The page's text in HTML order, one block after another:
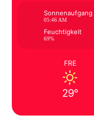
Sonnenaufgang
05:46 AM
Feuchtigkeit
69%
FRE
29°